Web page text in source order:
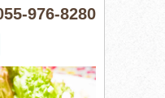
976-8280